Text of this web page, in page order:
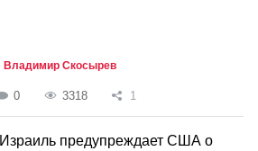
Владимир Скосырев
0 3318 1
Израиль предупреждает США о